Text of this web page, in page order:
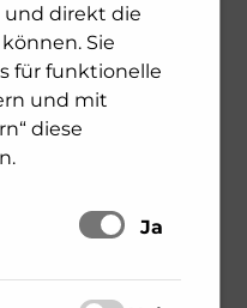
– NU102
Wien“
und direkt die
Sie
für funktionelle
und mit
diese
Schalten
Ja
Funktionieren der